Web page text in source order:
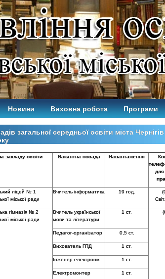
Новини Виховна робота Програми
загальної середньої освіти міста
закладу освіти Вакантна посада Навантаження
для
ліцей № 1
міської ради
Вчитель інформатика 19 год.
гімназія № 2
міської ради
Вчитель української
мови та літератури
1 ст.
Педагог-організатор 0,5 ст.
Вихователь ГПД 1 ст.
Інженер-електронік 1 ст.
Електромонтер 1 ст.